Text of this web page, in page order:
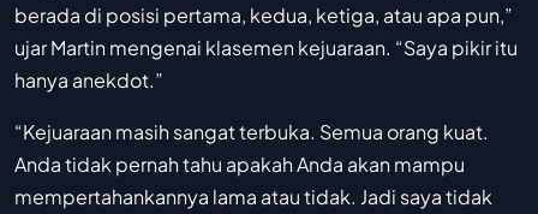
berada di posisi pertama, kedua, ketiga, atau apa pun,”
ujar Martin mengenai klasemen kejuaraan. “Saya pikir itu
hanya anekdot.”
“Kejuaraan masih sangat terbuka. Semua orang kuat.
Anda tidak pernah tahu apakah Anda akan mampu
mempertahankannya lama atau tidak. Jadi saya tidak